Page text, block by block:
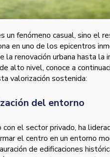
un fenómeno casual, sino el
en uno de los epicentros
renovación urbana hasta la
alto nivel, conoce a
valorización sostenida:
del entorno
el sector privado, ha
el centro en un entorno
de edificaciones